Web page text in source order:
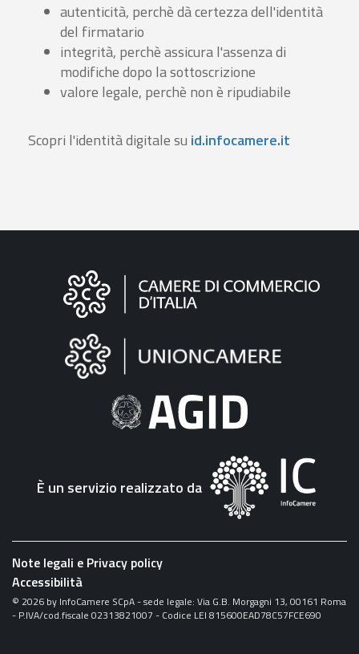
autenticità, perchè dà certezza dell'identità
del firmatario
integrità, perchè assicura l'assenza di
modifiche dopo la sottoscrizione
valore legale, perchè non è ripudiabile
Scopri l'identità digitale su id.infocamere.it
Informazioni
"Fattura
Elettronica"
È un servizio realizzato da
Note legali e Privacy policy
Accessibilità
© 2026 by InfoCamere SCpA - sede legale: Via G.B. Morgagni 13, 00161 Roma
- P.IVA/cod.fiscale 02313821007 - Codice LEI 815600EAD78C57FCE690